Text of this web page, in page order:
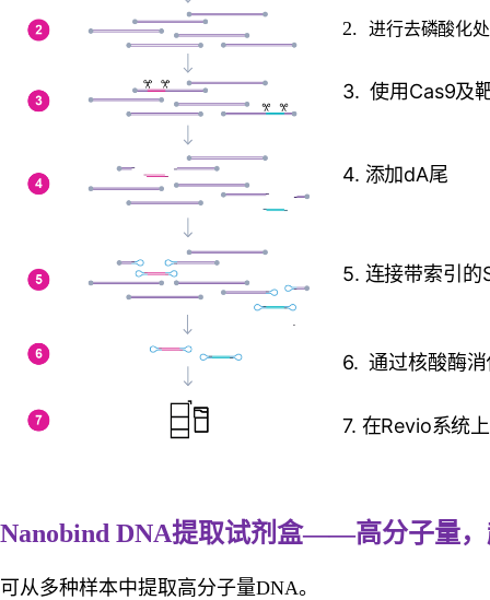
2. 进行去磷酸化
3. 使用Cas9及
4. 添加dA尾
5. 连接带索引的
6. 通过核酸酶
7. 在Revio系统
Nanobind DNA提取试剂盒——高分子量，
可从多种样本中提取高分子量DNA。